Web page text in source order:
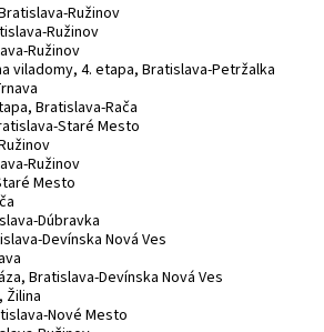
Ružinov
Ružinov
Ružinov
viladomy, 4. etapa, Bratislava-Petržalka
Bratislava-Rača
Staré Mesto
Ružinov
Mesto
Dúbravka
Devínska Nová Ves
Bratislava-Devínska Nová Ves
Žilina
Nové Mesto